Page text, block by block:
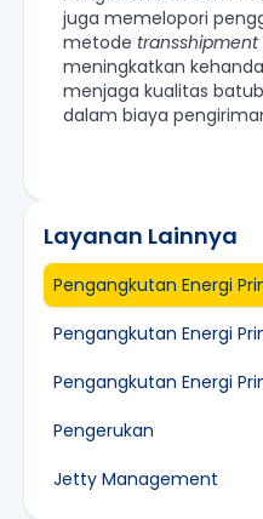
juga memelopori
metode transshipment
meningkatkan
menjaga kualitas
dalam biaya
Layanan Lainnya
Pengangkutan Energi
Pengangkutan Energi
Pengangkutan Energi
Pengerukan
Jetty Management